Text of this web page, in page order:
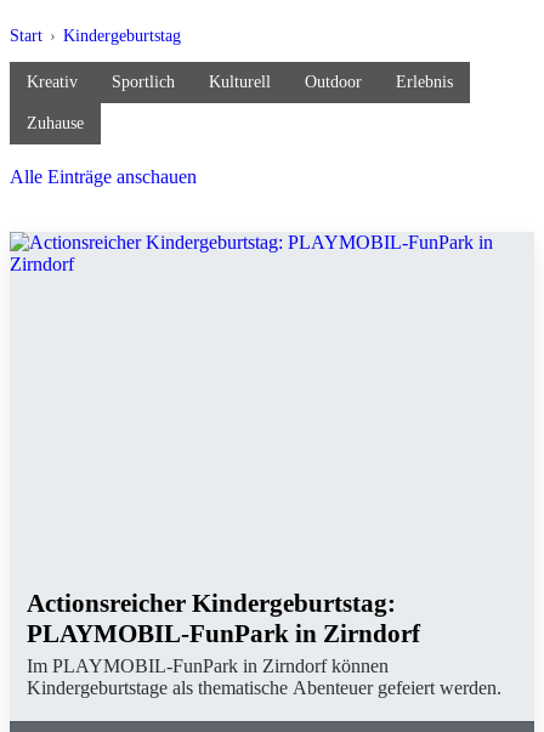
Start › Kindergeburtstag
Kreativ Sportlich Kulturell Outdoor Erlebnis
Zuhause
Alle Einträge anschauen
Actionsreicher Kindergeburtstag:
PLAYMOBIL-FunPark in Zirndorf
Im PLAYMOBIL-FunPark in Zirndorf können
Kindergeburtstage als thematische Abenteuer gefeiert werden.